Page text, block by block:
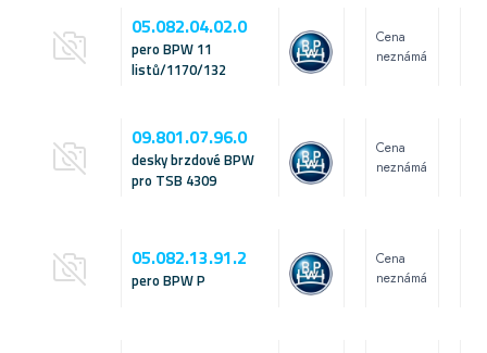
05.082.04.02.0
pero BPW 11
listů/1170/132
Cena
neznámá
09.801.07.96.0
desky brzdové BPW
pro TSB 4309
Cena
neznámá
05.082.13.91.2
pero BPW P
Cena
neznámá